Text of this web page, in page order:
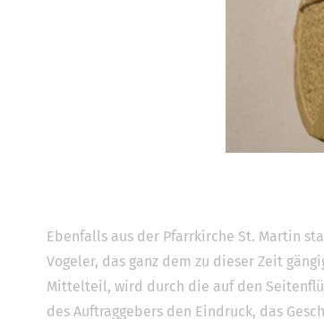
Ebenfalls aus der Pfarrkirche St. Martin
Vogeler, das ganz dem zu dieser Zeit
Mittelteil, wird durch die auf den
des Auftraggebers den Eindruck, das